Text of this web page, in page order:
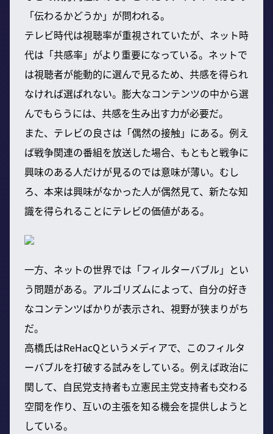
「伝わるかどうか」が問われる。
テレビ時代は視聴率が重視されていたが、ネット時
代は「共感率」がより重要になっている。ネットで
は視聴者が能動的に選んで見るため、共感を得られ
なければ選ばれない。膨大なコンテンツの中から選
んでもらうには、共感を生み出す力が必要だ。
また、テレビの良さは「偶然の接触」にある。例え
ば戦争関連の番組を放送した場合、もともと戦争に
興味のある人だけが見るのでは意味が薄い。むし
ろ、本来は興味がなかった人が偶然見て、新たな知
識を得られることにテレビの価値がある。
一方、ネットの世界では「フィルターバブル」とい
う問題がある。アルゴリズムによって、自分の好き
なコンテンツばかりが表示され、視野が狭まりがち
だ。
高橋氏はReHacQというメディアで、このフィルタ
ーバブルを打破する試みをしている。例えば政治に
関して、自民党支持者も立憲民主党支持者も交わる
空間を作り、互いの主張を知る機会を提供しようと
している。